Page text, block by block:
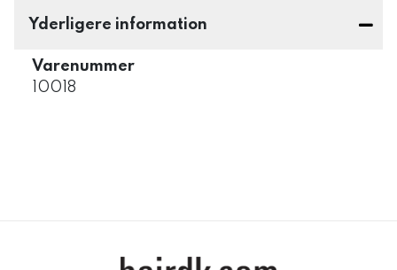
Yderligere information
Varenummer
10018